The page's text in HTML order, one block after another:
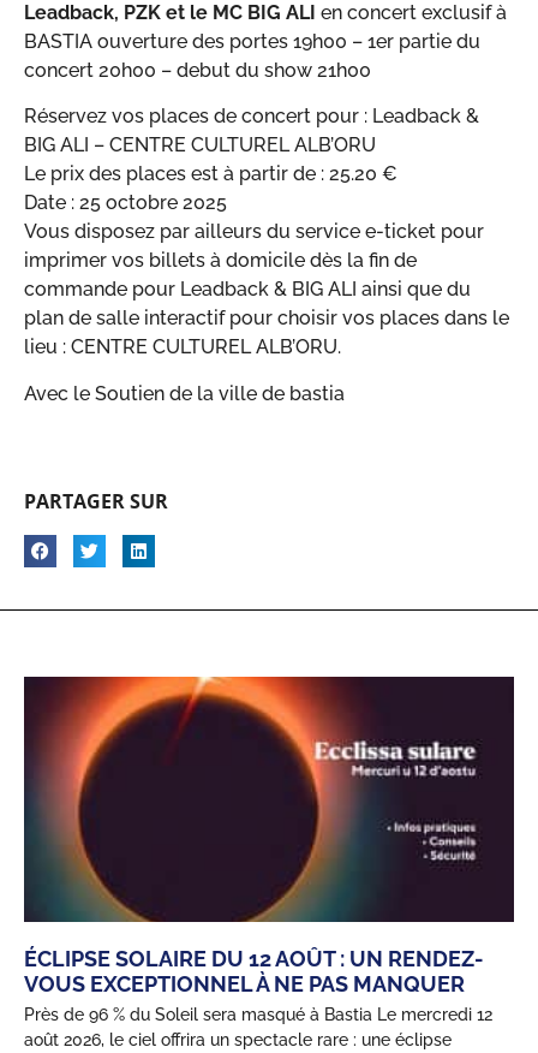
Leadback, PZK et le MC BIG ALI en concert exclusif à
BASTIA ouverture des portes 19h00 – 1er partie du
concert 20h00 – debut du show 21h00
Réservez vos places de concert pour : Leadback &
BIG ALI – CENTRE CULTUREL ALB’ORU
Le prix des places est à partir de : 25.20 €
Date : 25 octobre 2025
Vous disposez par ailleurs du service e-ticket pour
imprimer vos billets à domicile dès la fin de
commande pour Leadback & BIG ALI ainsi que du
plan de salle interactif pour choisir vos places dans le
lieu : CENTRE CULTUREL ALB’ORU.
Avec le Soutien de la ville de bastia
PARTAGER SUR
ÉCLIPSE SOLAIRE DU 12 AOÛT : UN RENDEZ-
VOUS EXCEPTIONNEL À NE PAS MANQUER
Près de 96 % du Soleil sera masqué à Bastia Le mercredi 12
août 2026, le ciel offrira un spectacle rare : une éclipse